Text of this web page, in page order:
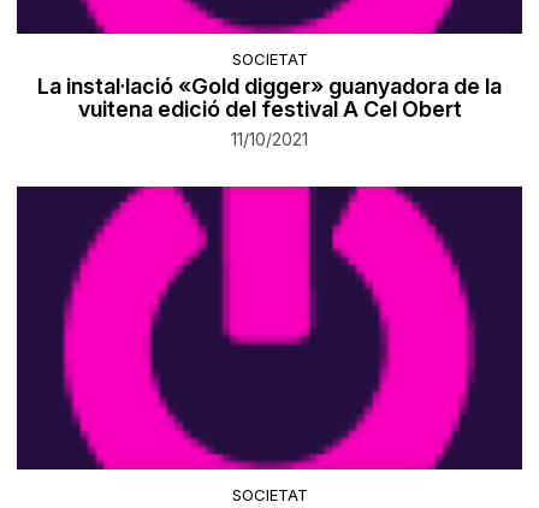
SOCIETAT
La instal·lació «Gold digger» guanyadora de la
vuitena edició del festival A Cel Obert
11/10/2021
SOCIETAT